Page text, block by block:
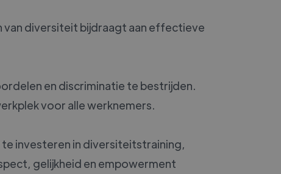
van diversiteit bijdraagt aan effectieve
en discriminatie te bestrijden.
voor alle werknemers.
investeren in diversiteitstraining,
gelijkheid en empowerment